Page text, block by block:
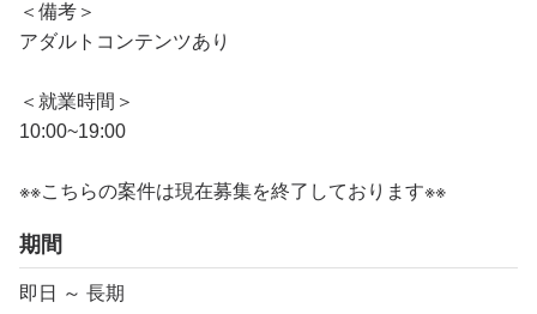
＜備考＞
アダルトコンテンツあり
＜就業時間＞
10:00~19:00
※※こちらの案件は現在募集を終了しております※※​
期間
即日 ～ 長期